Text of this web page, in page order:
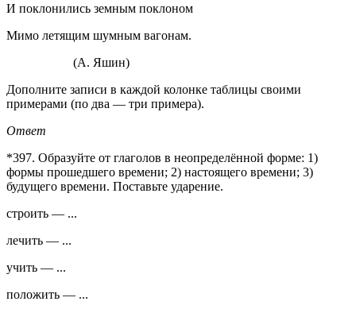
И поклонились земным поклоном
Мимо летящим шумным вагонам.
(А. Яшин)
Дополните записи в каждой колонке таблицы своими
примерами (по два — три примера).
Ответ
*397. Образуйте от глаголов в неопределённой форме: 1)
формы прошедшего времени; 2) настоящего времени; 3)
будущего времени. Поставьте ударение.
строить — ...
лечить — ...
учить — ...
положить — ...